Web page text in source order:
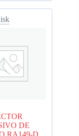
DE
RA149-D